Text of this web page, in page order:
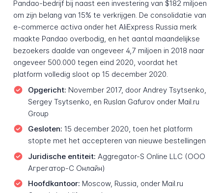
Pandao-bedrijf bij naast een investering van $182 miljoen
om zijn belang van 15% te verkrijgen. De consolidatie van
e-commerce activa onder het AliExpress Russia merk
maakte Pandao overbodig, en het aantal maandelijkse
bezoekers daalde van ongeveer 4,7 miljoen in 2018 naar
ongeveer 500.000 tegen eind 2020, voordat het
platform volledig sloot op 15 december 2020.
Opgericht: November 2017, door Andrey Tsytsenko,
Sergey Tsytsenko, en Ruslan Gafurov onder Mail.ru
Group
Gesloten: 15 december 2020, toen het platform
stopte met het accepteren van nieuwe bestellingen
Juridische entiteit: Aggregator-S Online LLC (ООО
Агрегатор-С Онлайн)
Hoofdkantoor: Moscow, Russia, onder Mail.ru